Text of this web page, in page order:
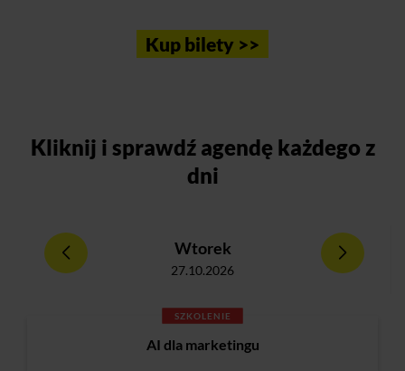
Kup bilety >>
Kliknij i sprawdź agendę każdego z
dni
Wtorek
27.10.2026
SZKOLENIE
AI dla marketingu